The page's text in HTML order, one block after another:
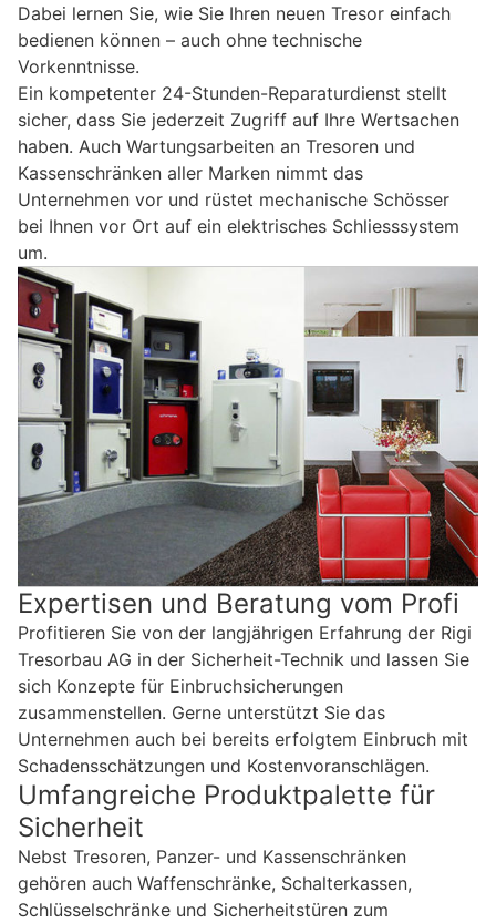
Dabei lernen Sie, wie Sie Ihren neuen Tresor einfach
bedienen können – auch ohne technische
Vorkenntnisse.
Ein kompetenter 24-Stunden-Reparaturdienst stellt
sicher, dass Sie jederzeit Zugriff auf Ihre Wertsachen
haben. Auch Wartungsarbeiten an Tresoren und
Kassenschränken aller Marken nimmt das
Unternehmen vor und rüstet mechanische Schösser
bei Ihnen vor Ort auf ein elektrisches Schliesssystem
um.
Expertisen und Beratung vom Profi
Profitieren Sie von der langjährigen Erfahrung der Rigi
Tresorbau AG in der Sicherheit-Technik und lassen Sie
sich Konzepte für Einbruchsicherungen
zusammenstellen. Gerne unterstützt Sie das
Unternehmen auch bei bereits erfolgtem Einbruch mit
Schadensschätzungen und Kostenvoranschlägen.
Umfangreiche Produktpalette für
Sicherheit
Nebst Tresoren, Panzer- und Kassenschränken
gehören auch Waffenschränke, Schalterkassen,
Schlüsselschränke und Sicherheitstüren zum